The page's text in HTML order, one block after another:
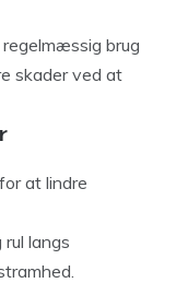
regelmæssig brug
skader ved at
at lindre
langs